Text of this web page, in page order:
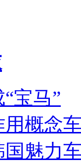
宝马”
用概念
魅力